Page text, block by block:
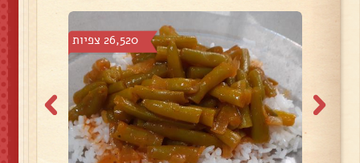
26,520 צפיות